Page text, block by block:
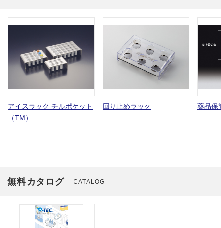
アイスラック チルポケット
（TM）
回り止めラック 薬品保
無料カタログ CATALOG